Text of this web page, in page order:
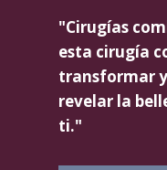
"Cirugías
esta cirugía
transformar
revelar la
ti."